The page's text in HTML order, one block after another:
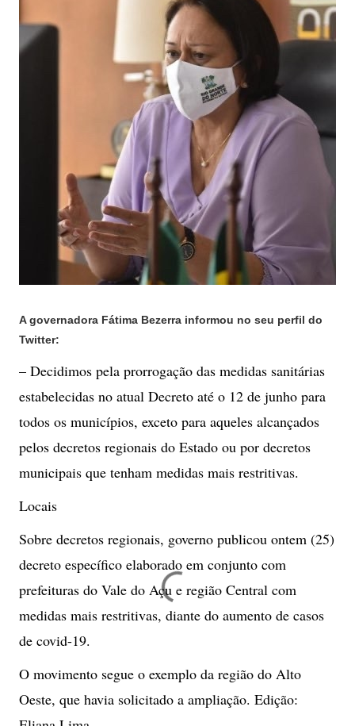
A governadora Fátima Bezerra informou no seu perfil do
Twitter:
– Decidimos pela prorrogação das medidas sanitárias
estabelecidas no atual Decreto até o 12 de junho para
todos os municípios, exceto para aqueles alcançados
pelos decretos regionais do Estado ou por decretos
municipais que tenham medidas mais restritivas.
Locais
Sobre decretos regionais, governo publicou ontem (25)
decreto específico elaborado em conjunto com
prefeituras do Vale do Açu e região Central com
medidas mais restritivas, diante do aumento de casos
de covid-19.
O movimento segue o exemplo da região do Alto
Oeste, que havia solicitado a ampliação. Edição: